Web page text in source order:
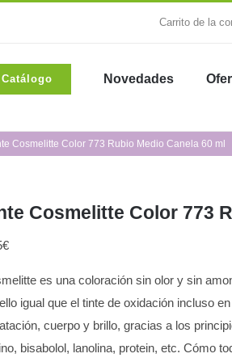
Carrito de la
Catálogo Novedades
Cosmelitte Color 773 Rubio Medio Canela 60 ml
Cosmelitte Color 773
€
es una coloración sin olor y sin
igual que el tinte de oxidación incluso
cuerpo y brillo, gracias a los
bisabolol, lanolina, protein, etc. Cómo